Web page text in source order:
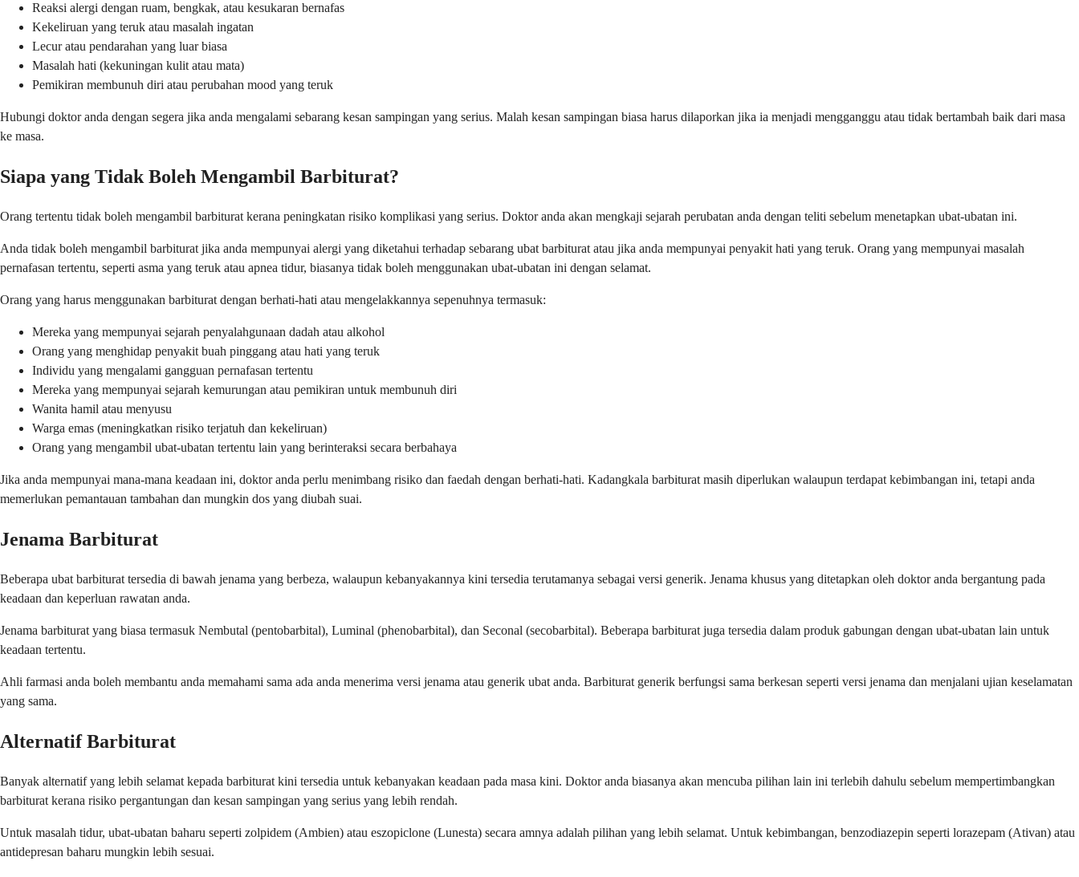
Reaksi alergi dengan ruam, bengkak, atau kesukaran bernafas
Kekeliruan yang teruk atau masalah ingatan
Lecur atau pendarahan yang luar biasa
Masalah hati (kekuningan kulit atau mata)
Pemikiran membunuh diri atau perubahan mood yang teruk
Hubungi doktor anda dengan segera jika anda mengalami sebarang kesan sampingan yang serius. Malah kesan sampingan biasa harus dilaporkan jika ia menjadi mengganggu atau tidak bertambah baik dari masa
ke masa.
Siapa yang Tidak Boleh Mengambil Barbiturat?
Orang tertentu tidak boleh mengambil barbiturat kerana peningkatan risiko komplikasi yang serius. Doktor anda akan mengkaji sejarah perubatan anda dengan teliti sebelum menetapkan ubat-ubatan ini.
Anda tidak boleh mengambil barbiturat jika anda mempunyai alergi yang diketahui terhadap sebarang ubat barbiturat atau jika anda mempunyai penyakit hati yang teruk. Orang yang mempunyai masalah
pernafasan tertentu, seperti asma yang teruk atau apnea tidur, biasanya tidak boleh menggunakan ubat-ubatan ini dengan selamat.
Orang yang harus menggunakan barbiturat dengan berhati-hati atau mengelakkannya sepenuhnya termasuk:
Mereka yang mempunyai sejarah penyalahgunaan dadah atau alkohol
Orang yang menghidap penyakit buah pinggang atau hati yang teruk
Individu yang mengalami gangguan pernafasan tertentu
Mereka yang mempunyai sejarah kemurungan atau pemikiran untuk membunuh diri
Wanita hamil atau menyusu
Warga emas (meningkatkan risiko terjatuh dan kekeliruan)
Orang yang mengambil ubat-ubatan tertentu lain yang berinteraksi secara berbahaya
Jika anda mempunyai mana-mana keadaan ini, doktor anda perlu menimbang risiko dan faedah dengan berhati-hati. Kadangkala barbiturat masih diperlukan walaupun terdapat kebimbangan ini, tetapi anda
memerlukan pemantauan tambahan dan mungkin dos yang diubah suai.
Jenama Barbiturat
Beberapa ubat barbiturat tersedia di bawah jenama yang berbeza, walaupun kebanyakannya kini tersedia terutamanya sebagai versi generik. Jenama khusus yang ditetapkan oleh doktor anda bergantung pada
keadaan dan keperluan rawatan anda.
Jenama barbiturat yang biasa termasuk Nembutal (pentobarbital), Luminal (phenobarbital), dan Seconal (secobarbital). Beberapa barbiturat juga tersedia dalam produk gabungan dengan ubat-ubatan lain untuk
keadaan tertentu.
Ahli farmasi anda boleh membantu anda memahami sama ada anda menerima versi jenama atau generik ubat anda. Barbiturat generik berfungsi sama berkesan seperti versi jenama dan menjalani ujian keselamatan
yang sama.
Alternatif Barbiturat
Banyak alternatif yang lebih selamat kepada barbiturat kini tersedia untuk kebanyakan keadaan pada masa kini. Doktor anda biasanya akan mencuba pilihan lain ini terlebih dahulu sebelum mempertimbangkan
barbiturat kerana risiko pergantungan dan kesan sampingan yang serius yang lebih rendah.
Untuk masalah tidur, ubat-ubatan baharu seperti zolpidem (Ambien) atau eszopiclone (Lunesta) secara amnya adalah pilihan yang lebih selamat. Untuk kebimbangan, benzodiazepin seperti lorazepam (Ativan) atau
antidepresan baharu mungkin lebih sesuai.